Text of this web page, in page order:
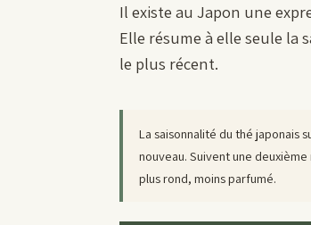
Il existe au Japon une
Elle résume à elle seule la
le plus récent.
La saisonnalité du thé japonais
nouveau. Suivent une
plus rond, moins parfumé.